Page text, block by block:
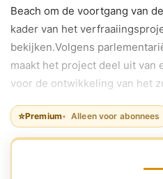
Beach om de voortgang van
kader van het
bekijken.Volgens
maakt het project deel uit van
voor de ontwikkeling van het
⭐Premium Alleen voor abonnees